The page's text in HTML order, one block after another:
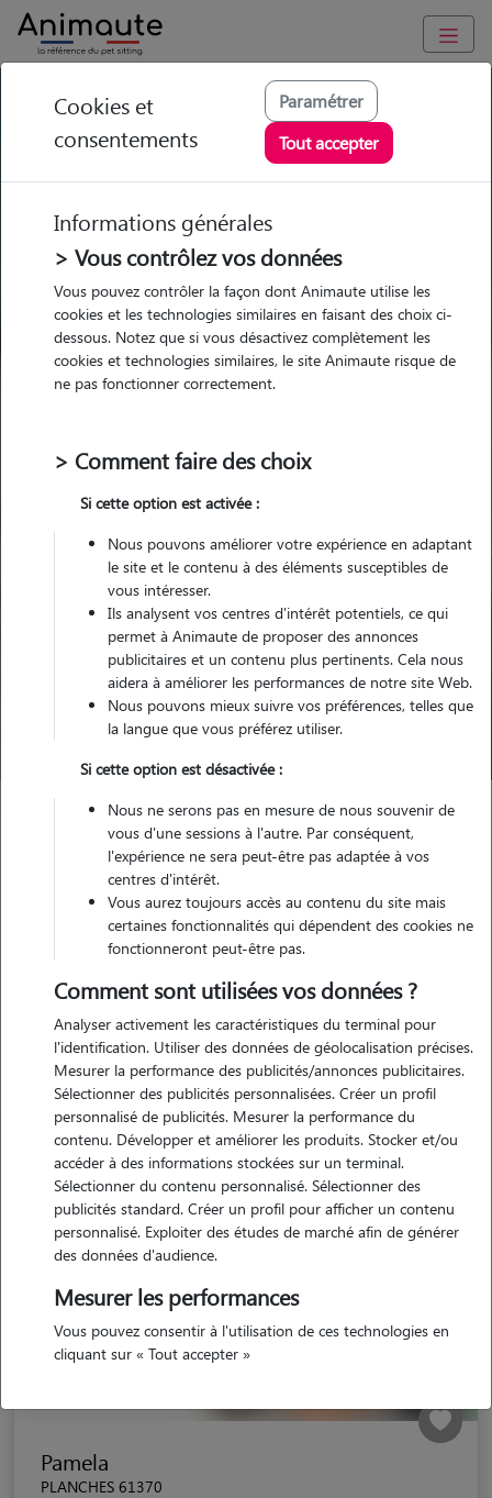
GARDE ANIMAUX à Sainte-Gauburge-Sainte-Colombe : Garde
chien et chat en famille ou à domicile, visites et promenades
Trouvez une garde animaux à
Sainte-Gauburge-Sainte-
Colombe
Parmi nos 1 pet-sitters à Sainte-
Gauburge-Sainte-Colombe
Garde
chez le Pet Sitter
Garde
chez le Pet Sitter
Promenades
Promenades
Pour quel animal ?
Trouver mon Pet Sitter
Garde animaux France Normandie
Orne
Sainte-Gauburge-Sainte-Colombe
Nos promeneurs et familles d'accueil
à Sainte-Gauburge-Sainte-Colombe
(61370)
Pamela
PLANCHES 61370
Cookies et
consentements
Paramétrer
Tout accepter
Informations générales
> Vous contrôlez vos données
Vous pouvez contrôler la façon dont Animaute utilise les
cookies et les technologies similaires en faisant des choix ci-
dessous. Notez que si vous désactivez complètement les
cookies et technologies similaires, le site Animaute risque de
ne pas fonctionner correctement.
> Comment faire des choix
Si cette option est activée :
Nous pouvons améliorer votre expérience en adaptant
le site et le contenu à des éléments susceptibles de
vous intéresser.
Ils analysent vos centres d'intérêt potentiels, ce qui
permet à Animaute de proposer des annonces
publicitaires et un contenu plus pertinents. Cela nous
aidera à améliorer les performances de notre site Web.
Nous pouvons mieux suivre vos préférences, telles que
la langue que vous préférez utiliser.
Si cette option est désactivée :
Nous ne serons pas en mesure de nous souvenir de
vous d'une sessions à l'autre. Par conséquent,
l'expérience ne sera peut-être pas adaptée à vos
centres d'intérêt.
Vous aurez toujours accès au contenu du site mais
certaines fonctionnalités qui dépendent des cookies ne
fonctionneront peut-être pas.
Comment sont utilisées vos données ?
Analyser activement les caractéristiques du terminal pour
l'identification. Utiliser des données de géolocalisation précises.
Mesurer la performance des publicités/annonces publicitaires.
Sélectionner des publicités personnalisées. Créer un profil
personnalisé de publicités. Mesurer la performance du
contenu. Développer et améliorer les produits. Stocker et/ou
accéder à des informations stockées sur un terminal.
Sélectionner du contenu personnalisé. Sélectionner des
publicités standard. Créer un profil pour afficher un contenu
personnalisé. Exploiter des études de marché afin de générer
des données d'audience.
Mesurer les performances
Vous pouvez consentir à l'utilisation de ces technologies en
cliquant sur « Tout accepter »